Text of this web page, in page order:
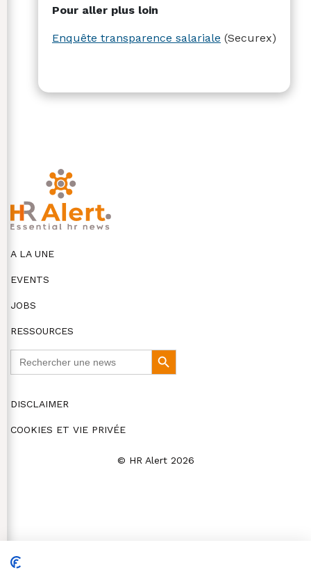
Pour aller plus loin
Enquête transparence salariale (Securex)
A LA UNE
EVENTS
JOBS
RESSOURCES
Search
Button
DISCLAIMER
COOKIES ET VIE PRIVÉE
© HR Alert 2026